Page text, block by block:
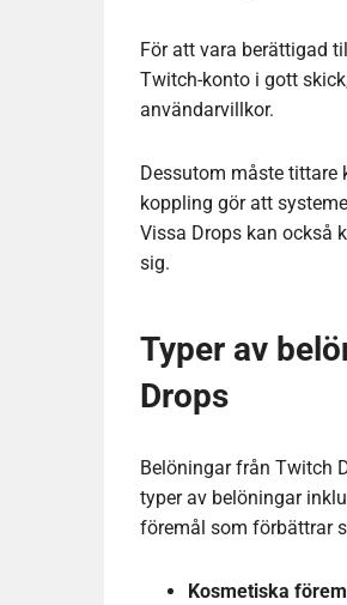
För att vara berättigad
Twitch-konto i gott
användarvillkor.
Dessutom måste tittare
koppling gör att
Vissa Drops kan också
sig.
Typer av
Drops
Belöningar från Twitch
typer av belöningar
föremål som förbättrar
Kosmetiska